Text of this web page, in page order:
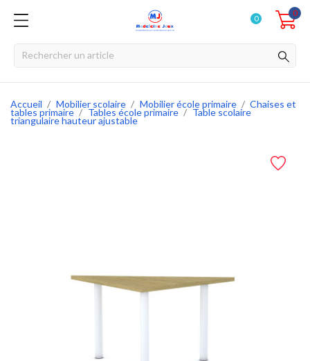
0
0
Accueil Mobilier scolaire Mobilier école primaire Chaises et
tables primaire Tables école primaire Table scolaire
triangulaire hauteur ajustable